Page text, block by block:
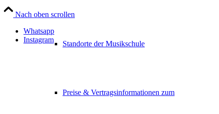
Standorte der Musikschule
Preise & Vertragsinformationen zum
Nach oben scrollen
Whatsapp
Instagram